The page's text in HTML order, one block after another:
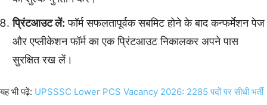
प्रिंटआउट लें: फॉर्म सफलतापूर्वक सबमिट होने के बाद कन्फर्मेशन पेज
और एप्लीकेशन फॉर्म का एक प्रिंटआउट निकालकर अपने पास
सुरक्षित रख लें।
यह भी पढ़ें: UPSSSC Lower PCS Vacancy 2026: 2285 पदों पर सीधी भर्ती